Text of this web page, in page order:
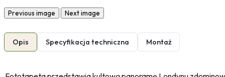
Previous image Next image
Opis Specyfikacja techniczna Montaż